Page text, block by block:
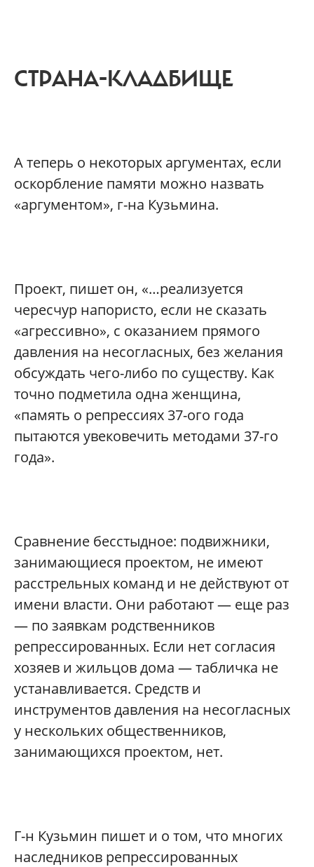
СТРАНА-КЛАДБИЩЕ
А теперь о некоторых аргументах, если
оскорбление памяти можно назвать
«аргументом», г-на Кузьмина.
Проект, пишет он, «…реализуется
чересчур напористо, если не сказать
«агрессивно», с оказанием прямого
давления на несогласных, без желания
обсуждать чего-либо по существу. Как
точно подметила одна женщина,
«память о репрессиях 37-ого года
пытаются увековечить методами 37-го
года».
Сравнение бесстыдное: подвижники,
занимающиеся проектом, не имеют
расстрельных команд и не действуют от
имени власти. Они работают — еще раз
— по заявкам родственников
репрессированных. Если нет согласия
хозяев и жильцов дома — табличка не
устанавливается. Средств и
инструментов давления на несогласных
у нескольких общественников,
занимающихся проектом, нет.
Г-н Кузьмин пишет и о том, что многих
наследников репрессированных